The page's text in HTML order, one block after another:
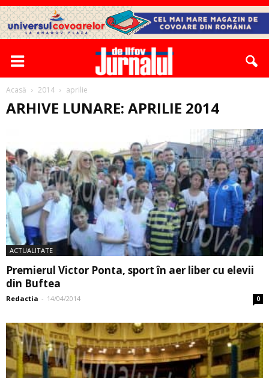
Acasă 2014 aprilie
ARHIVE LUNARE: APRILIE 2014
ACTUALITATE
Premierul Victor Ponta, sport în aer liber cu elevii
din Buftea
Redactia - 14/04/2014 0